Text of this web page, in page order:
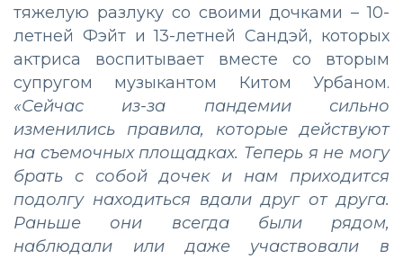
тяжелую разлуку со своими дочками – 10-
летней Фэйт и 13-летней Сандэй, которых
актриса воспитывает вместе со вторым
супругом музыкантом Китом Урбаном.
«Сейчас из-за пандемии сильно
изменились правила, которые действуют
на съемочных площадках. Теперь я не могу
брать с собой дочек и нам приходится
подолгу находиться вдали друг от друга.
Раньше они всегда были рядом,
наблюдали или даже участвовали в